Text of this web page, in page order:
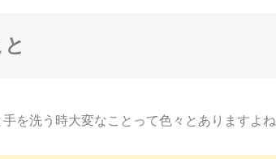
を洗う時大変なことって色々とありますよね